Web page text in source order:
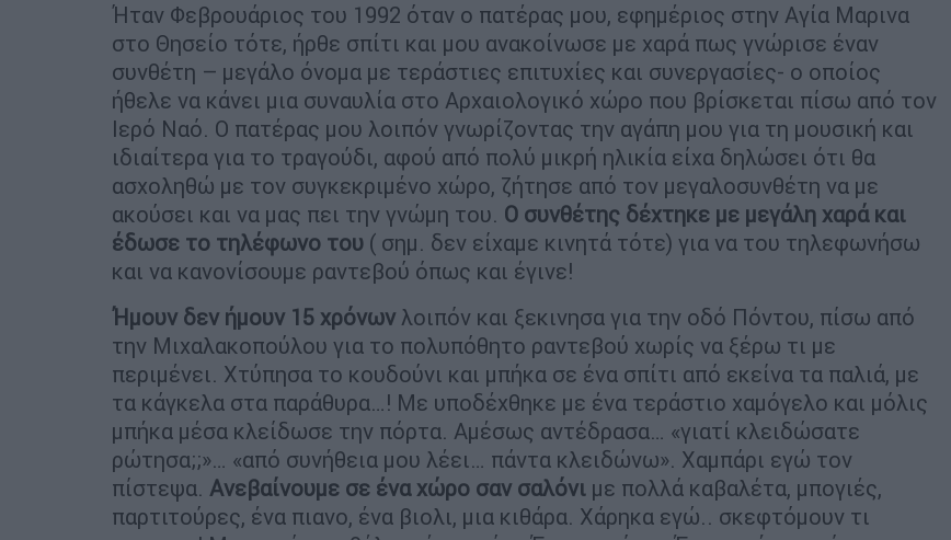
Ήταν Φεβρουάριος του 1992 όταν ο πατέρας μου, εφημέριος στην Αγία Μαρινα
στο Θησείο τότε, ήρθε σπίτι και μου ανακοίνωσε με χαρά πως γνώρισε έναν
συνθέτη – μεγάλο όνομα με τεράστιες επιτυχίες και συνεργασίες- ο οποίος
ήθελε να κάνει μια συναυλία στο Αρχαιολογικό χώρο που βρίσκεται πίσω από τον
Ιερό Ναό. Ο πατέρας μου λοιπόν γνωρίζοντας την αγάπη μου για τη μουσική και
ιδιαίτερα για το τραγούδι, αφού από πολύ μικρή ηλικία είχα δηλώσει ότι θα
ασχοληθώ με τον συγκεκριμένο χώρο, ζήτησε από τον μεγαλοσυνθέτη να με
ακούσει και να μας πει την γνώμη του. Ο συνθέτης δέχτηκε με μεγάλη χαρά και
έδωσε το τηλέφωνο του ( σημ. δεν είχαμε κινητά τότε) για να του τηλεφωνήσω
και να κανονίσουμε ραντεβού όπως και έγινε!
Ήμουν δεν ήμουν 15 χρόνων λοιπόν και ξεκινησα για την οδό Πόντου, πίσω από
την Μιχαλακοπούλου για το πολυπόθητο ραντεβού χωρίς να ξέρω τι με
περιμένει. Χτύπησα το κουδούνι και μπήκα σε ένα σπίτι από εκείνα τα παλιά, με
τα κάγκελα στα παράθυρα…! Με υποδέχθηκε με ένα τεράστιο χαμόγελο και μόλις
μπήκα μέσα κλείδωσε την πόρτα. Αμέσως αντέδρασα… «γιατί κλειδώσατε
ρώτησα;;»… «από συνήθεια μου λέει… πάντα κλειδώνω». Χαμπάρι εγώ τον
πίστεψα. Ανεβαίνουμε σε ένα χώρο σαν σαλόνι με πολλά καβαλέτα, μπογιές,
παρτιτούρες, ένα πιανο, ένα βιολι, μια κιθάρα. Χάρηκα εγώ.. σκεφτόμουν τι